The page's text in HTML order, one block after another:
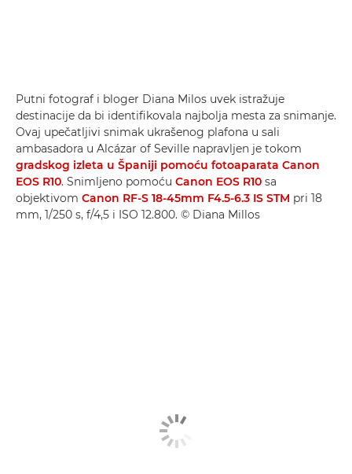
Putni fotograf i bloger Diana Milos uvek istražuje
destinacije da bi identifikovala najbolja mesta za snimanje.
Ovaj upečatljivi snimak ukrašenog plafona u sali
ambasadora u Alcázar of Seville napravljen je tokom
gradskog izleta u Španiji pomoću fotoaparata Canon
EOS R10. Snimljeno pomoću Canon EOS R10 sa
objektivom Canon RF-S 18-45mm F4.5-6.3 IS STM pri 18
mm, 1/250 s, f/4,5 i ISO 12.800. © Diana Millos